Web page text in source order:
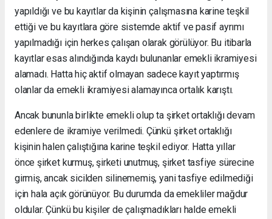
yapıldığı ve bu kayıtlar da kişinin çalışmasına karine teşkil
ettiği ve bu kayıtlara göre sistemde aktif ve pasif ayrımı
yapılmadığı için herkes çalışan olarak görülüyor. Bu itibarla
kayıtlar esas alındığında kaydı bulunanlar emekli ikramiyesi
alamadı. Hatta hiç aktif olmayan sadece kayıt yaptırmış
olanlar da emekli ikramiyesi alamayınca ortalık karıştı.
Ancak bununla birlikte emekli olup ta şirket ortaklığı devam
edenlere de ikramiye verilmedi. Çünkü şirket ortaklığı
kişinin halen çalıştığına karine teşkil ediyor. Hatta yıllar
önce şirket kurmuş, şirketi unutmuş, şirket tasfiye sürecine
girmiş, ancak sicilden silinememiş, yani tasfiye edilmediği
için hala açık görünüyor. Bu durumda da emekliler mağdur
oldular. Çünkü bu kişiler de çalışmadıkları halde emekli